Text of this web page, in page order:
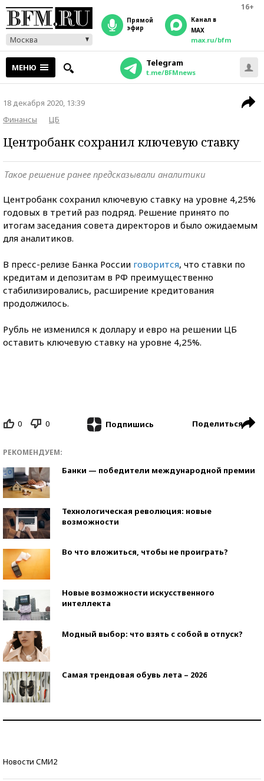
16+
Москва
прямой
эфир
Канал в
MAX
max.ru/bfm
МЕНЮ Telegram
t.me/BFMnews
18 декабря 2020, 13:39
Финансы
ЦБ
Центробанк сохранил ключевую ставку
Такое решение ранее предсказывали аналитики
Центробанк сохранил ключевую ставку на уровне 4,25%
годовых в третий раз подряд. Решение принято по
итогам заседания совета директоров и было ожидаемым
для аналитиков.
В пресс-релизе Банка России говорится, что ставки по
кредитам и депозитам в РФ преимущественно
стабилизировались, расширение кредитования
продолжилось.
Рубль не изменился к доллару и евро на решении ЦБ
оставить ключевую ставку на уровне 4,25%.
0 0 Подпишись Поделиться
РЕКОМЕНДУЕМ:
Банки — победители международной премии
Технологическая революция: новые
возможности
Во что вложиться, чтобы не проиграть?
Новые возможности искусственного
интеллекта
Модный выбор: что взять с собой в отпуск?
Самая трендовая обувь лета – 2026
Новости СМИ2